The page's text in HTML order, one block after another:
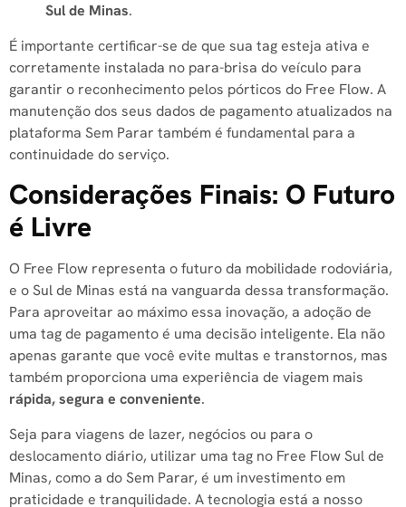
Sul de Minas.
É importante certificar-se de que sua tag esteja ativa e
corretamente instalada no para-brisa do veículo para
garantir o reconhecimento pelos pórticos do Free Flow. A
manutenção dos seus dados de pagamento atualizados na
plataforma Sem Parar também é fundamental para a
continuidade do serviço.
Considerações Finais: O Futuro
é Livre
O Free Flow representa o futuro da mobilidade rodoviária,
e o Sul de Minas está na vanguarda dessa transformação.
Para aproveitar ao máximo essa inovação, a adoção de
uma tag de pagamento é uma decisão inteligente. Ela não
apenas garante que você evite multas e transtornos, mas
também proporciona uma experiência de viagem mais
rápida, segura e conveniente.
Seja para viagens de lazer, negócios ou para o
deslocamento diário, utilizar uma tag no Free Flow Sul de
Minas, como a do Sem Parar, é um investimento em
praticidade e tranquilidade. A tecnologia está a nosso